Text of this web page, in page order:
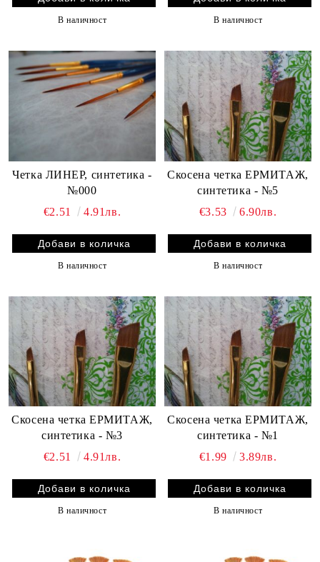
В наличност В наличност
Четка ЛИНЕР, синтетика -
№000
€2.51
4.91лв.
В наличност
Скосена четка ЕРМИТАЖ,
синтетика - №5
€3.53
6.90лв.
В наличност
Скосена четка ЕРМИТАЖ,
синтетика - №3
€2.51
4.91лв.
В наличност
Скосена четка ЕРМИТАЖ,
синтетика - №1
€1.99
3.89лв.
В наличност